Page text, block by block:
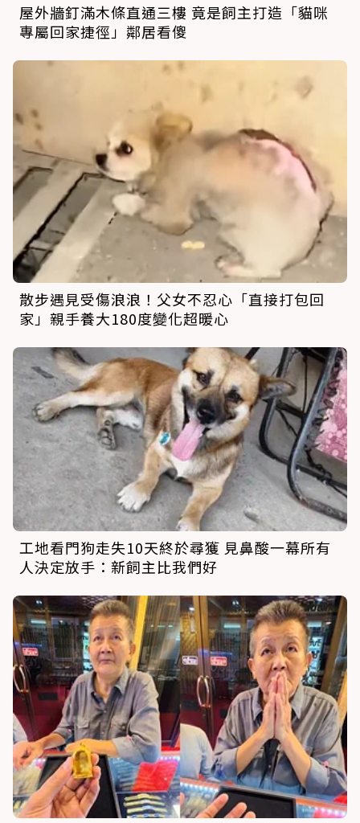
屋外牆釘滿木條直通三樓 竟是飼主打造「貓咪
專屬回家捷徑」鄰居看傻
散步遇見受傷浪浪！父女不忍心「直接打包回
家」親手養大180度變化超暖心
工地看門狗走失10天終於尋獲 見鼻酸一幕所有
人決定放手：新飼主比我們好